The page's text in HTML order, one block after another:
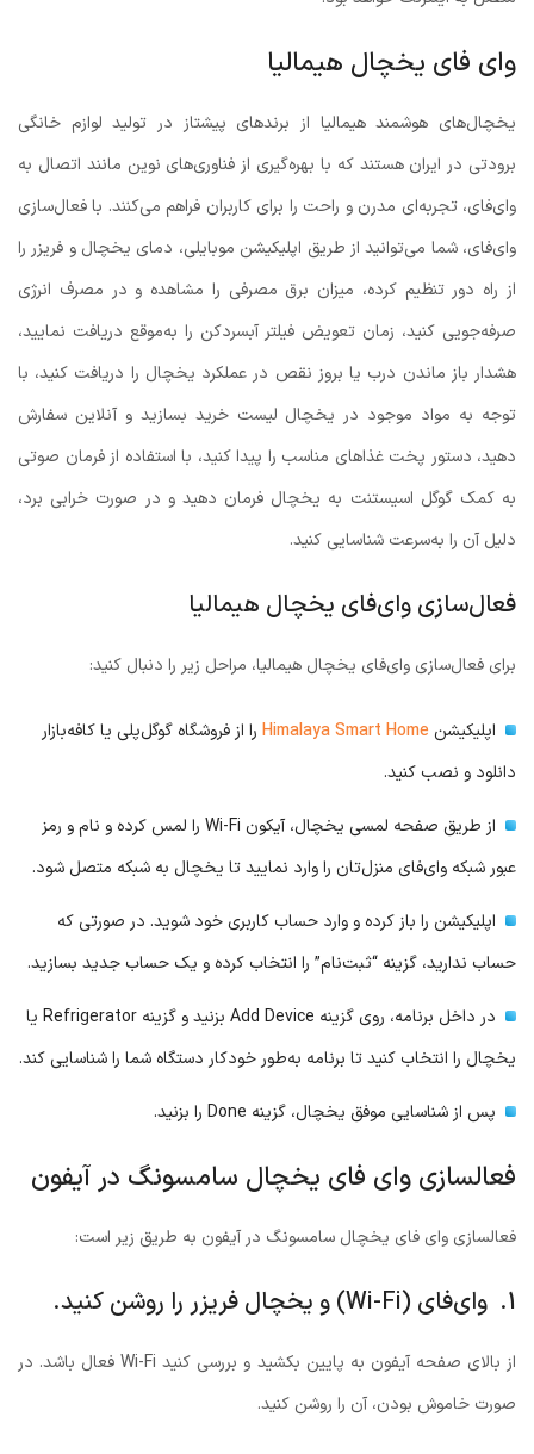
وای فای یخچال هیمالیا
یخچال‌های هوشمند هیمالیا از برندهای پیشتاز در تولید لوازم خانگی
برودتی در ایران هستند که با بهره‌گیری از فناوری‌های نوین مانند اتصال به
وای‌فای، تجربه‌ای مدرن و راحت را برای کاربران فراهم می‌کنند. با فعال‌سازی
وای‌فای، شما می‌توانید از طریق اپلیکیشن موبایلی، دمای یخچال و فریزر را
از راه دور تنظیم کرده، میزان برق مصرفی را مشاهده و در مصرف انرژی
صرفه‌جویی کنید، زمان تعویض فیلتر آبسردکن را به‌موقع دریافت نمایید،
هشدار باز ماندن درب یا بروز نقص در عملکرد یخچال را دریافت کنید، با
توجه به مواد موجود در یخچال لیست خرید بسازید و آنلاین سفارش
دهید، دستور پخت غذاهای مناسب را پیدا کنید، با استفاده از فرمان صوتی
به کمک گوگل اسیستنت به یخچال فرمان دهید و در صورت خرابی برد،
دلیل آن را به‌سرعت شناسایی کنید.
فعال‌سازی وای‌فای یخچال هیمالیا
برای فعال‌سازی وای‌فای یخچال هیمالیا، مراحل زیر را دنبال کنید:
اپلیکیشن Himalaya Smart Home را از فروشگاه گوگل‌پلی یا کافه‌بازار
دانلود و نصب کنید.
از طریق صفحه لمسی یخچال، آیکون Wi-Fi را لمس کرده و نام و رمز
عبور شبکه وای‌فای منزل‌تان را وارد نمایید تا یخچال به شبکه متصل شود.
اپلیکیشن را باز کرده و وارد حساب کاربری خود شوید. در صورتی که
حساب ندارید، گزینه “ثبت‌نام” را انتخاب کرده و یک حساب جدید بسازید.
در داخل برنامه، روی گزینه Add Device بزنید و گزینه Refrigerator یا
یخچال را انتخاب کنید تا برنامه به‌طور خودکار دستگاه شما را شناسایی کند.
پس از شناسایی موفق یخچال، گزینه Done را بزنید.
فعالسازی وای فای یخچال سامسونگ در آیفون
فعالسازی وای فای یخچال سامسونگ در آیفون به طریق زیر است:
1. وای‌فای (Wi-Fi) و یخچال فریزر را روشن کنید.
از بالای صفحه آیفون به پایین بکشید و بررسی کنید Wi-Fi فعال باشد. در
صورت خاموش بودن، آن را روشن کنید.